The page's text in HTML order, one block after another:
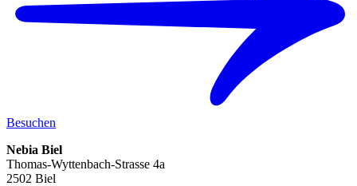
Besuchen
Nebia Biel
Thomas-Wyttenbach-Strasse 4a
2502 Biel